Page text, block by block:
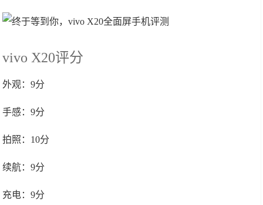
vivo X20评分
外观：9分
手感：9分
拍照：10分
续航：9分
充电：9分